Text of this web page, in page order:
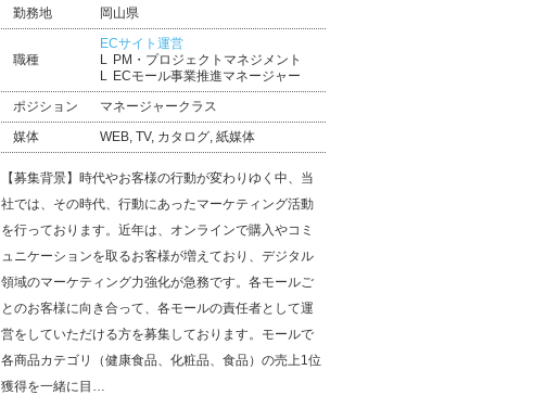
勤務地 岡山県
職種
ECサイト運営
PM・プロジェクトマネジメント
ECモール事業推進マネージャー
ポジション
マネージャークラス
媒体
WEB, TV, カタログ, 紙媒体
【募集背景】時代やお客様の行動が変わりゆく中、当
社では、その時代、行動にあったマーケティング活動
を行っております。近年は、オンラインで購入やコミ
ュニケーションを取るお客様が増えており、デジタル
領域のマーケティング力強化が急務です。各モールご
とのお客様に向き合って、各モールの責任者として運
営をしていただける方を募集しております。モールで
各商品カテゴリ（健康食品、化粧品、食品）の売上1位
獲得を一緒に目…